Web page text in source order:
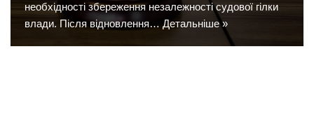
необхідності збереження незалежності судової гілки
влади. Після відновлення… Детальніше »